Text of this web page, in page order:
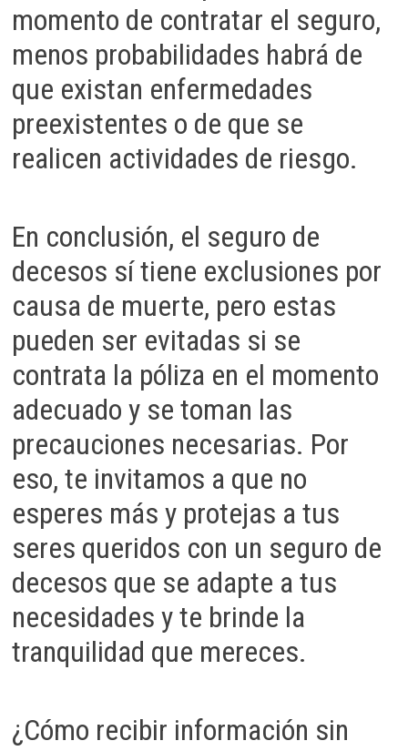
momento de contratar el seguro,
menos probabilidades habrá de
que existan enfermedades
preexistentes o de que se
realicen actividades de riesgo.
En conclusión, el seguro de
decesos sí tiene exclusiones por
causa de muerte, pero estas
pueden ser evitadas si se
contrata la póliza en el momento
adecuado y se toman las
precauciones necesarias. Por
eso, te invitamos a que no
esperes más y protejas a tus
seres queridos con un seguro de
decesos que se adapte a tus
necesidades y te brinde la
tranquilidad que mereces.
¿Cómo recibir información sin